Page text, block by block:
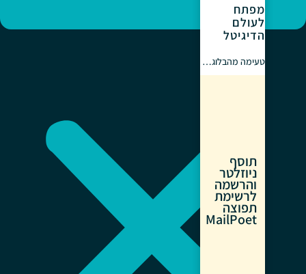
מפתח
לעולם
הדיגיטל
טעימה מהבלוג…
תוסף
ניוזלטר
והרשמה
לרשימת
תפוצה
MailPoet